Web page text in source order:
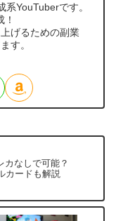
YouTuberです。
げるための副業
す。
カなしで可能？
カードも解説